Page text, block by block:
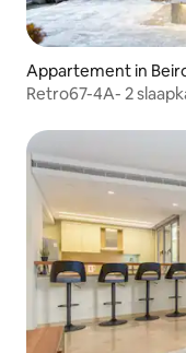
Appartement in
Retro67-4A- 2